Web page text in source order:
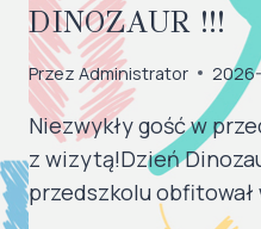
DINOZAUR !!!
Przez Administrator
Niezwykły gość w
z wizytą!​Dzień
przedszkolu